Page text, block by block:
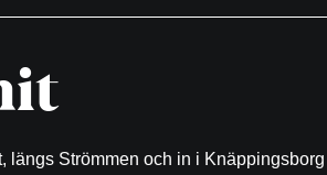
längs Strömmen och in i